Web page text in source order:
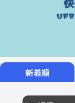
新着順